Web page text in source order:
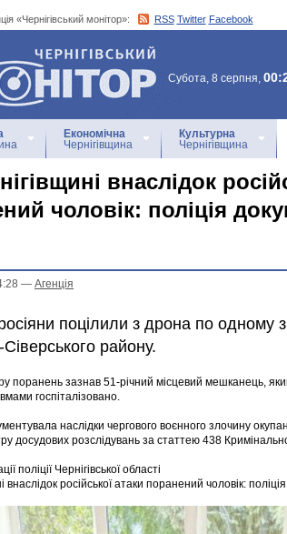
«Чернігівський монітор»: RSS Twitter Facebook
агенція
монітор»
Субота, 8 серпня,
Економічна
Чернігівщина
Культурна
Чернігівщина
внаслідок
чоловік: поліція
— Агенцiя
поцілили з дрона по одному
району.
поранень зазнав 51-річний місцевий мешканець,
госпіталізовано.
наслідки чергового воєнного злочину
досудових розслідувань за статтею 438
поліції Чернігівської області
внаслідок російської атаки поранений чоловік: